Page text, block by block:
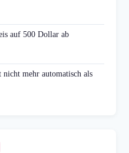
auf 500 Dollar ab
mehr automatisch als